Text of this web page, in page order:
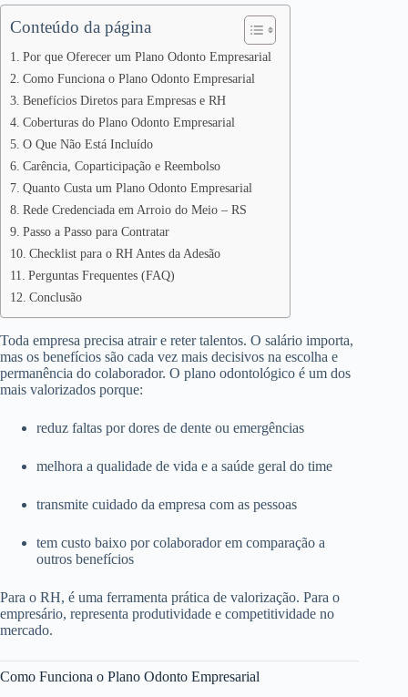
Conteúdo da página
Por que Oferecer um Plano Odonto Empresarial
Como Funciona o Plano Odonto Empresarial
Benefícios Diretos para Empresas e RH
Coberturas do Plano Odonto Empresarial
O Que Não Está Incluído
Carência, Coparticipação e Reembolso
Quanto Custa um Plano Odonto Empresarial
Rede Credenciada em Arroio do Meio – RS
Passo a Passo para Contratar
Checklist para o RH Antes da Adesão
Perguntas Frequentes (FAQ)
Conclusão
Toda empresa precisa atrair e reter talentos. O salário importa,
mas os benefícios são cada vez mais decisivos na escolha e
permanência do colaborador. O plano odontológico é um dos
mais valorizados porque:
reduz faltas por dores de dente ou emergências
melhora a qualidade de vida e a saúde geral do time
transmite cuidado da empresa com as pessoas
tem custo baixo por colaborador em comparação a
outros benefícios
Para o RH, é uma ferramenta prática de valorização. Para o
empresário, representa produtividade e competitividade no
mercado.
Como Funciona o Plano Odonto Empresarial